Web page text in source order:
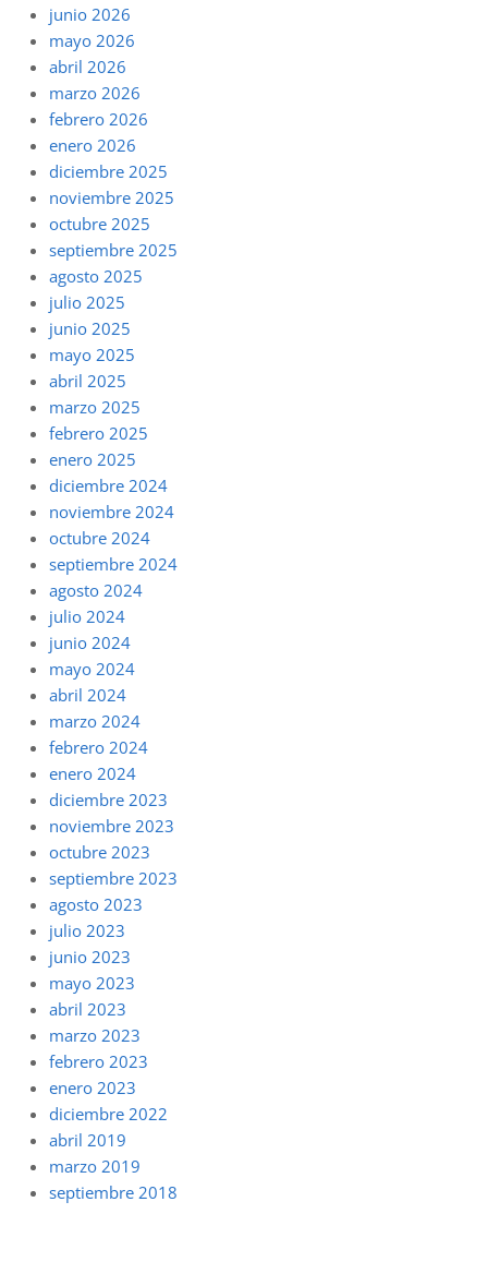
junio 2026
mayo 2026
abril 2026
marzo 2026
febrero 2026
enero 2026
diciembre 2025
noviembre 2025
octubre 2025
septiembre 2025
agosto 2025
julio 2025
junio 2025
mayo 2025
abril 2025
marzo 2025
febrero 2025
enero 2025
diciembre 2024
noviembre 2024
octubre 2024
septiembre 2024
agosto 2024
julio 2024
junio 2024
mayo 2024
abril 2024
marzo 2024
febrero 2024
enero 2024
diciembre 2023
noviembre 2023
octubre 2023
septiembre 2023
agosto 2023
julio 2023
junio 2023
mayo 2023
abril 2023
marzo 2023
febrero 2023
enero 2023
diciembre 2022
abril 2019
marzo 2019
septiembre 2018